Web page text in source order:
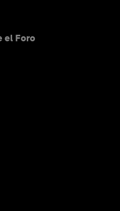
el Foro